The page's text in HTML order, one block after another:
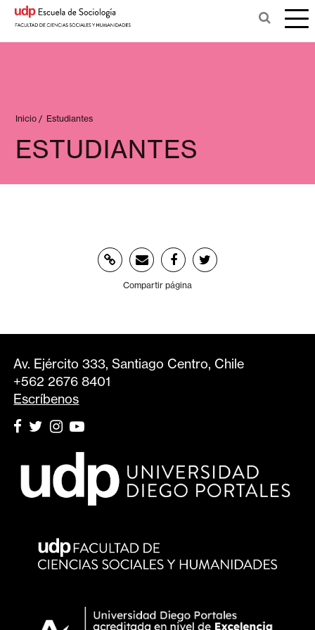
Inicio / Estudiantes
ESTUDIANTES
Compartir página
Av. Ejército 333, Santiago Centro, Chile
+562 2676 8401
Escríbenos